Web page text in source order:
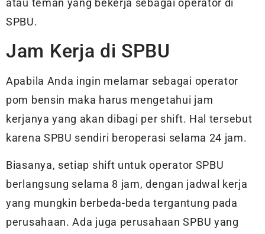
SPBU.
Jam Kerja di SPBU
Apabila Anda ingin melamar sebagai operator
pom bensin maka harus mengetahui jam
kerjanya yang akan dibagi per shift. Hal tersebut
karena SPBU sendiri beroperasi selama 24 jam.
Biasanya, setiap shift untuk operator SPBU
berlangsung selama 8 jam, dengan jadwal kerja
yang mungkin berbeda-beda tergantung pada
perusahaan. Ada juga perusahaan SPBU yang